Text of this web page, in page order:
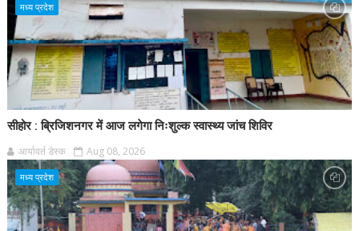
मध्य प्रदेश
सीहोर : ब्रिजिशनगर में आज लगेगा निःशुल्क स्वास्थ्य जांच शिविर
आर्यावर्त डेस्क Aug 08, 2026
मध्य प्रदेश